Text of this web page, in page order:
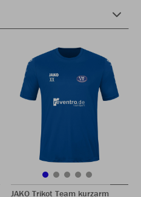
JAKO Trikot Team kurzarm